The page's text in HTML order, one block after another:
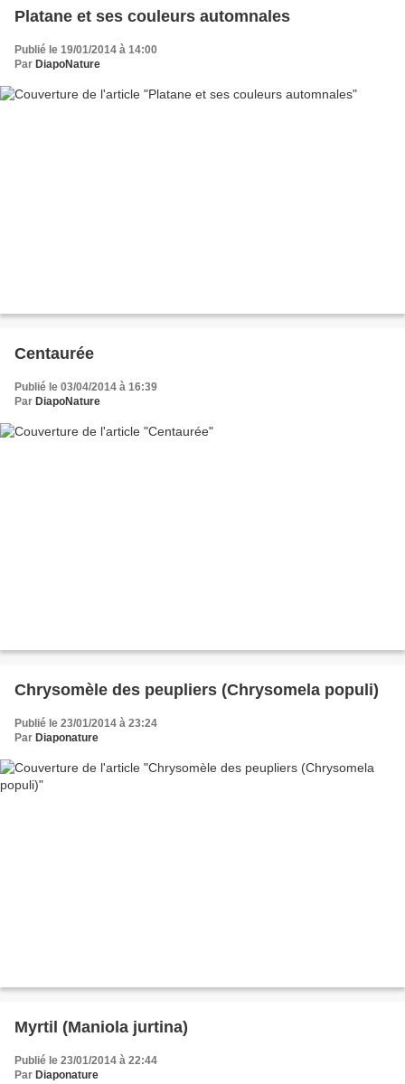
Platane et ses couleurs automnales
Publié le 19/01/2014 à 14:00
Par DiapoNature
Centaurée
Publié le 03/04/2014 à 16:39
Par DiapoNature
Chrysomèle des peupliers (Chrysomela populi)
Publié le 23/01/2014 à 23:24
Par Diaponature
Myrtil (Maniola jurtina)
Publié le 23/01/2014 à 22:44
Par Diaponature